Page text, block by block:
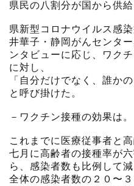
県民の八割分が国から供
県新型コロナウイルス感
井華子・静岡がんセンタ
ンタビューに応じ、ワク
に対し、
「自分だけでなく、誰か
と呼び掛けた。
－ワクチン接種の効果は。
これまでに医療従事者と
七月に高齢者の接種率が
ら、感染者数も比例して減
全体の感染者数の２０〜